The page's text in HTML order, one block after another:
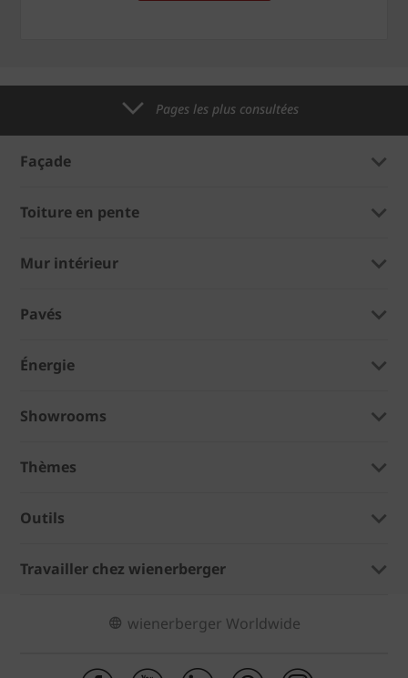
Pages les plus consultées
Façade
Toiture en pente
Mur intérieur
Pavés
Énergie
Showrooms
Thèmes
Outils
Travailler chez wienerberger
wienerberger Worldwide